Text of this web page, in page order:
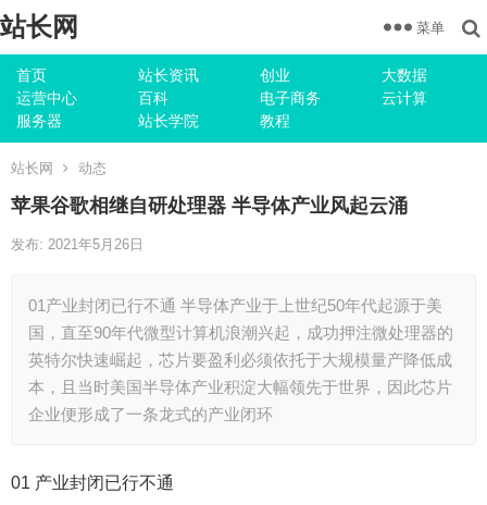
站长网
首页 站长资讯 创业
大数据
运营中心
百科 电子商务
云计算
服务器
站长学院 教程
菜单
站长网 动态
苹果谷歌相继自研处理器 半导体产业风起云涌
发布: 2021年5月26日
01产业封闭已行不通 半导体产业于上世纪50年代起源于美
国，直至90年代微型计算机浪潮兴起，成功押注微处理器的
英特尔快速崛起，芯片要盈利必须依托于大规模量产降低成
本，且当时美国半导体产业积淀大幅领先于世界，因此芯片
企业便形成了一条龙式的产业闭环
01 产业封闭已行不通